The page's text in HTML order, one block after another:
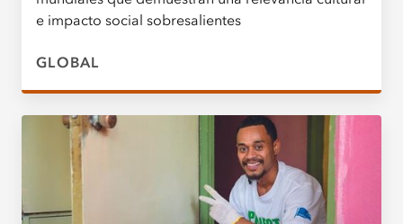
e impacto social sobresalientes
GLOBAL